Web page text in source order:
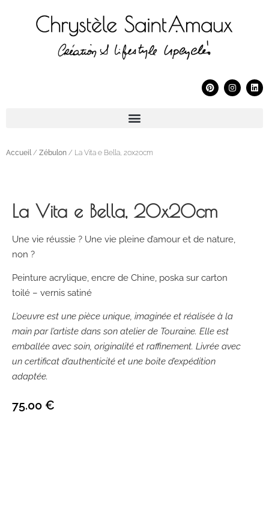
Accueil / Zébulon / La Vita e Bella, 20x20cm
La Vita e Bella, 20x20cm
Une vie réussie ? Une vie pleine d’amour et de nature,
non ?
Peinture acrylique, encre de Chine, poska sur carton
toilé – vernis satiné
L’oeuvre est une pièce unique, imaginée et réalisée à la
main par l’artiste dans son atelier de Touraine. Elle est
emballée avec soin, originalité et raffinement. Livrée avec
un certificat d’authenticité et une boite d’expédition
adaptée.
75.00 €